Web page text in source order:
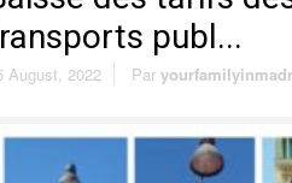
publ...
August, 2022 Par